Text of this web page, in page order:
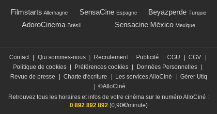
Filmstarts Allemagne SensaCine Espagne Beyazperde Turquie
AdoroCinema Brésil Sensacine México Mexique
Contact Qui sommes-nous Recrutement Publicité CGU CGV
Politique de cookies
Préférences cookies Données Personnelles
Revue de presse
Charte d'écriture Les services AlloCiné
Gérer Utiq
©AlloCiné
Retrouvez tous les horaires et infos de votre cinéma sur le numéro AlloCiné :
0 892 892 892(0,90€/minute)